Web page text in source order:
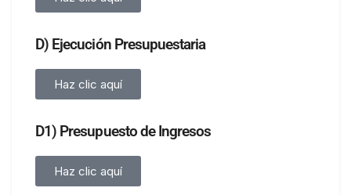
D) Ejecución Presupuestaria
Haz clic aquí
D1) Presupuesto de Ingresos
Haz clic aquí